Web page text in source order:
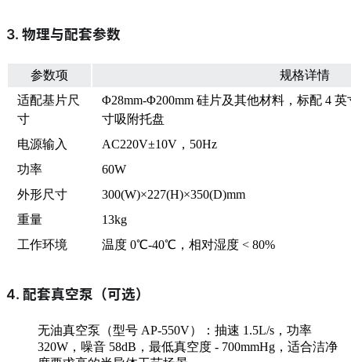
3. 物理与配套参数
参数项
规格详情
适配基片尺
寸
Φ28mm-Φ200mm 硅片及其他材料，标配 4
寸吸附托盘
电源输入
AC220V±10V，50Hz
功率
60W
外形尺寸
300(W)×227(H)×350(D)mm
重量
13kg
工作环境
温度 0℃-40℃，相对湿度 < 80%
4. 配套真空泵（可选）
无油真空泵（型号 AP-550V）：抽速 1.5L/s，功率
320W，噪音 58dB，最低真空度 - 700mmHg，适合洁净